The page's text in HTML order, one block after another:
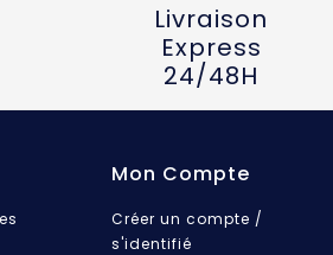
Livraison
Express
24/48H
Mon Compte
Créer un compte /
s'identifié